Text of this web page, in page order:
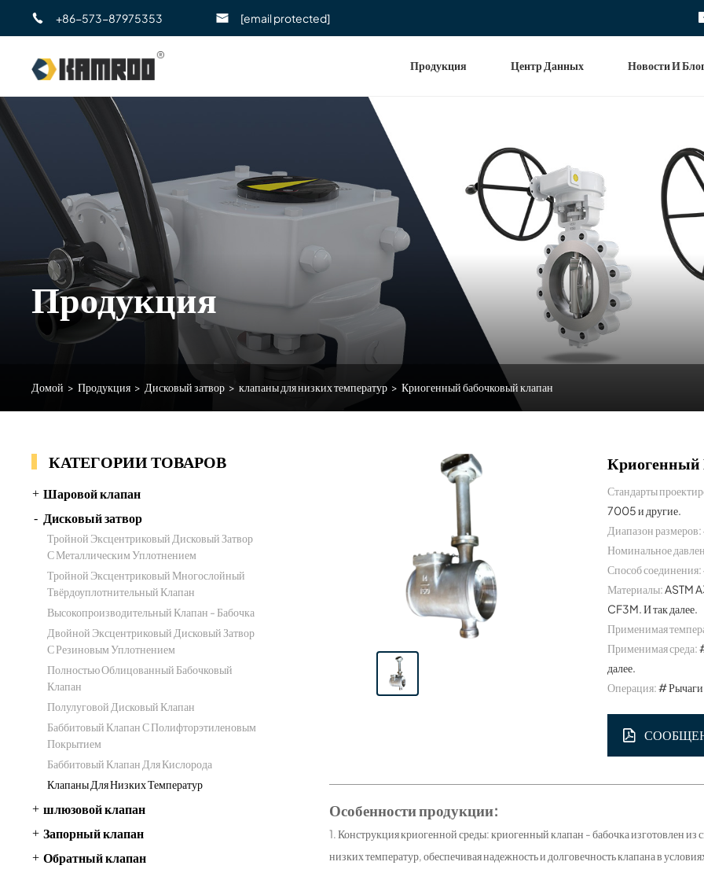
+86-573-87975353 [email protected]
Продукция Центр Данных Новости И
Продукция
Домой > Продукция > Дисковый затвор > клапаны для низких температур > Криогенный бабочковый клапан
КАТЕГОРИИ ТОВАРОВ
Шаровой клапан
Дисковый затвор
Тройной Эксцентриковый Дисковый Затвор
С Металлическим Уплотнением
Тройной Эксцентриковый Многослойный
Твёрдоуплотнительный Клапан
Высокопроизводительный Клапан - Бабочка
Двойной Эксцентриковый Дисковый Затвор
С Резиновым Уплотнением
Полностью Облицованный Бабочковый
Клапан
Полулуговой Дисковый Клапан
Баббитовый Клапан С Полифторэтиленовым
Покрытием
Баббитовый Клапан Для Кислорода
Клапаны Для Низких Температур
шлюзовой клапан
Запорный клапан
Обратный клапан
Криогенный
Стандарты
7005 и другие.
Диапазон размеров:
Номинальное
Способ соединения:
Материалы: ASTM
CF3M. И так далее.
Применимая
Применимая среда:
далее.
Операция:#
Особенности продукции:
1. Конструкция криогенной среды: криогенный клапан - бабочка изготовлен из
низких температур, обеспечивая надежность и долговечность клапана в